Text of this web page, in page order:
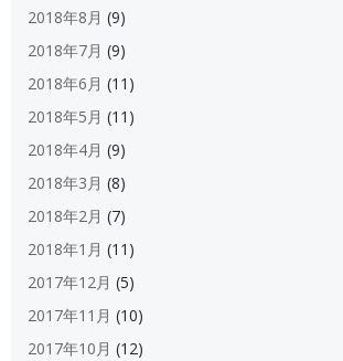
2018年8月 (9)
2018年7月 (9)
2018年6月 (11)
2018年5月 (11)
2018年4月 (9)
2018年3月 (8)
2018年2月 (7)
2018年1月 (11)
2017年12月 (5)
2017年11月 (10)
2017年10月 (12)